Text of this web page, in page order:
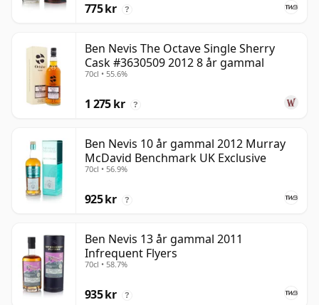
775 kr ?
Ben Nevis The Octave Single Sherry
Cask #3630509 2012 8 år gammal
70cl • 55.6%
1 275 kr ?
Ben Nevis 10 år gammal 2012 Murray
McDavid Benchmark UK Exclusive
70cl • 56.9%
925 kr ?
Ben Nevis 13 år gammal 2011
Infrequent Flyers
70cl • 58.7%
935 kr ?